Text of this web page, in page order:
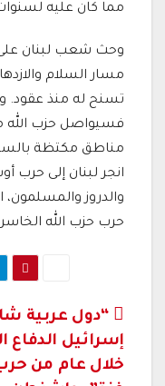
مما كان عليه
وحث شعب لبنان على
مسار السلام
تسنح له منذ عقود.
فسيواصل حزب الله
مناطق مكتظة
انجر لبنان إلى حرب
والدروز
حرب حزب الله
تصفّح
المقالات
“دول عربية
إسرائيل الدفاع
خلال عام من